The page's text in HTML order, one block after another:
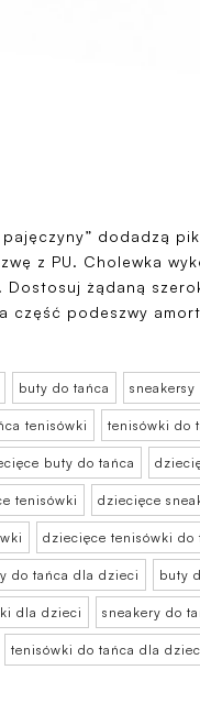
dodadzą
z PU. Cholewka
Dostosuj żądaną
część podeszwy
buty do tańca sneakersy
tenisówki tenisówki do
buty do tańca
tenisówki dziecięce
dziecięce tenisówki do
do tańca dla dzieci buty
dla dzieci sneakery do
tenisówki do tańca dla